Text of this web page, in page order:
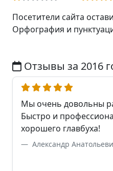
Посетители сайта
Орфография и
Отзывы за 2016
Мы очень довольны
Быстро и
хорошего главбуха!
Александр